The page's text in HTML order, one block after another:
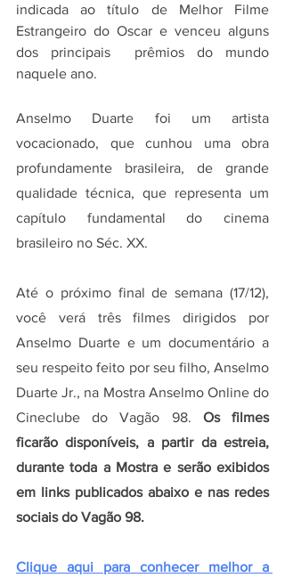
indicada ao título de Melhor Filme
Estrangeiro do Oscar e venceu alguns
dos principais  prêmios do mundo
naquele ano.
Anselmo Duarte foi um artista
vocacionado, que cunhou uma obra
profundamente brasileira, de grande
qualidade técnica, que representa um
capítulo fundamental do cinema
brasileiro no Séc. XX.
Até o próximo final de semana (17/12),
você verá três filmes dirigidos por
Anselmo Duarte e um documentário a
seu respeito feito por seu filho, Anselmo
Duarte Jr., na Mostra Anselmo Online do
Cineclube do Vagão 98. Os filmes
ficarão disponíveis, a partir da estreia,
durante toda a Mostra e serão exibidos
em links publicados abaixo e nas redes
sociais do Vagão 98.
Clique aqui para conhecer melhor a